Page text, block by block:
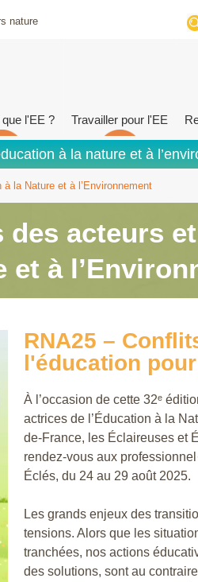
nature
l'EE ? Travailler pour l'EE
à la nature et à
la Nature et à l’Environnement
acteurs
et à
RNA25 –
l'éducation
À l’occasion de cette 32ᵉ
actrices de l’Éducation à la
de-France, les Éclaireuses et
rendez-vous aux
Éclés, du 24 au 29 août 2025.
Les grands enjeux des
tensions. Alors que les
tranchées, nos actions
des solutions, sont au